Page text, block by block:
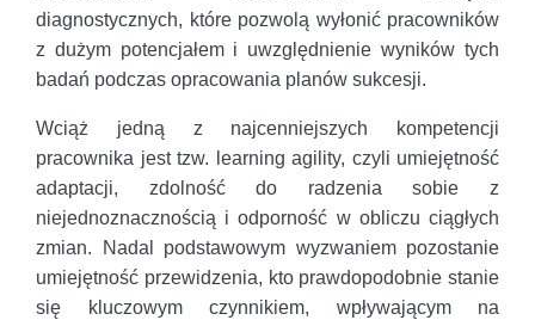
diagnostycznych, które pozwolą wyłonić pracowników
z dużym potencjałem i uwzględnienie wyników tych
badań podczas opracowania planów sukcesji.
Wciąż jedną z najcenniejszych kompetencji
pracownika jest tzw. learning agility, czyli umiejętność
adaptacji, zdolność do radzenia sobie z
niejednoznacznością i odporność w obliczu ciągłych
zmian. Nadal podstawowym wyzwaniem pozostanie
umiejętność przewidzenia, kto prawdopodobnie stanie
się kluczowym czynnikiem, wpływającym na